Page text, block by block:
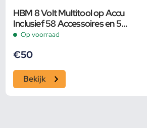
HBM 8 Volt Multitool op Accu
Inclusief 58 Accessoires en 5
Snelheden
Op voorraad
€50
Bekijk